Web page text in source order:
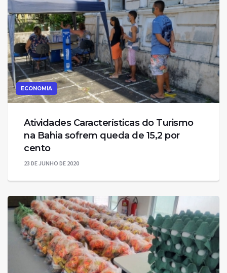
ECONOMIA
Atividades Características do Turismo
na Bahia sofrem queda de 15,2 por
cento
23 DE JUNHO DE 2020